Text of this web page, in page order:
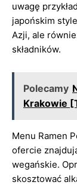
uwagę
japońskim
Azji, ale
składników.
Polecamy
Krakowie
Menu Ramen
ofercie
wegańskie.
skosztować